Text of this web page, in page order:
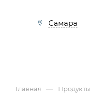
Самара
Главная — Продукты